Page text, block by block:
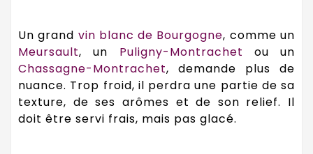
Un grand vin blanc de Bourgogne, comme un
Meursault, un Puligny-Montrachet ou un
Chassagne-Montrachet, demande plus de
nuance. Trop froid, il perdra une partie de sa
texture, de ses arômes et de son relief. Il
doit être servi frais, mais pas glacé.